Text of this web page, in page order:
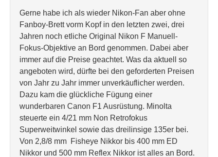
Gerne habe ich als wieder Nikon-Fan aber ohne
Fanboy-Brett vorm Kopf in den letzten zwei, drei
Jahren noch etliche Original Nikon F Manuell-
Fokus-Objektive an Bord genommen. Dabei aber
immer auf die Preise geachtet. Was da aktuell so
angeboten wird, dürfte bei den geforderten Preisen
von Jahr zu Jahr immer unverkäuflicher werden.
Dazu kam die glückliche Fügung einer
wunderbaren Canon F1 Ausrüstung. Minolta
steuerte ein 4/21 mm Non Retrofokus
Superweitwinkel sowie das dreilinsige 135er bei.
Von 2,8/8 mm Fisheye Nikkor bis 400 mm ED
Nikkor und 500 mm Reflex Nikkor ist alles an Bord.